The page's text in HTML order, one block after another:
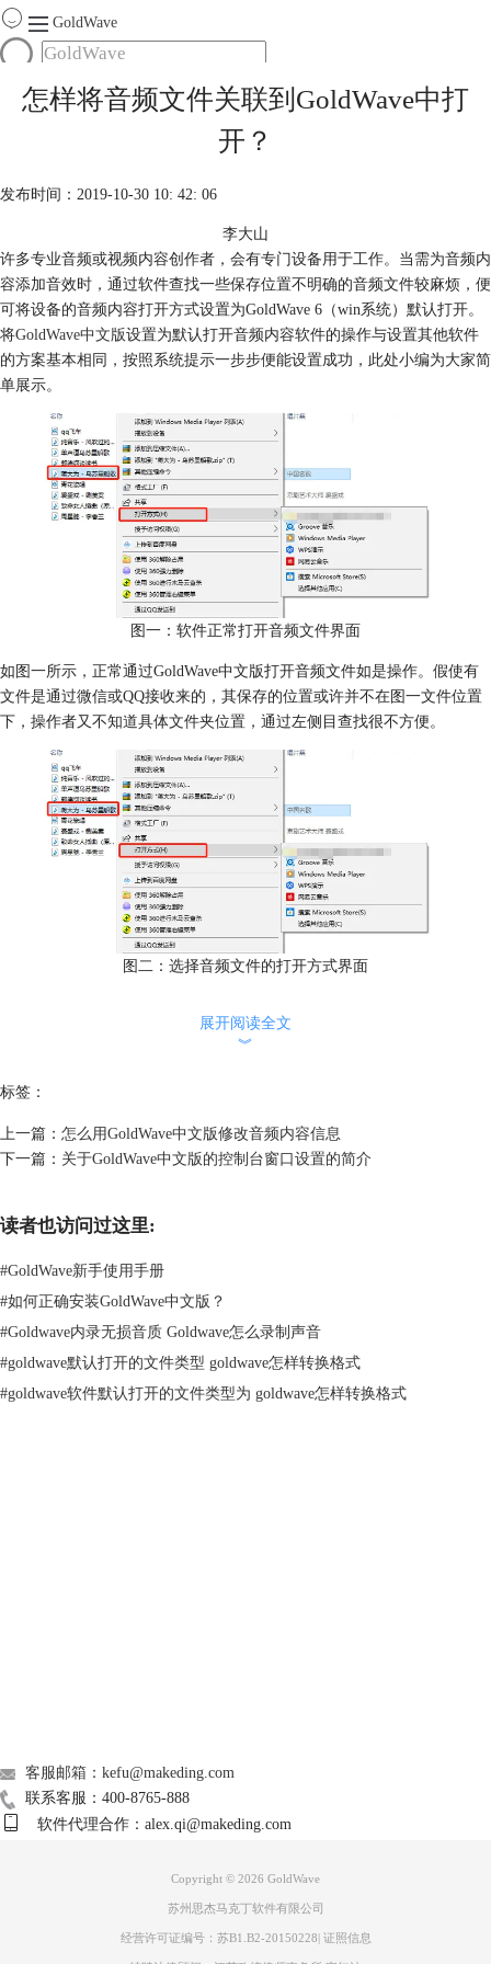
GoldWave
首页
产品怎样将音频文件关联到GoldWave中打
开？
发布时间：2019-10-30 10: 42: 06
李大山
许多专业音频或视频内容创作者，会有专门设备用于工作。当需为音频内
容添加音效时，通过软件查找一些保存位置不明确的音频文件较麻烦，便
可将设备的音频内容打开方式设置为GoldWave 6（win系统）默认打开。
将GoldWave中文版设置为默认打开音频内容软件的操作与设置其他软件
的方案基本相同，按照系统提示一步步便能设置成功，此处小编为大家简
单展示。
图一：软件正常打开音频文件界面
如图一所示，正常通过GoldWave中文版打开音频文件如是操作。假使有
文件是通过微信或QQ接收来的，其保存的位置或许并不在图一文件位置
下，操作者又不知道具体文件夹位置，通过左侧目查找很不方便。
图二：选择音频文件的打开方式界面
演唱的《乌苏里船歌》，右键音频内容，选中“打开方式”按钮，未发现
展开阅读全文
︾
标签：
上一篇： 怎么用GoldWave中文版修改音频内容信息
下一篇： 关于GoldWave中文版的控制台窗口设置的简介
读者也访问过这里:
#GoldWave新手使用手册
#如何正确安装GoldWave中文版？
#Goldwave内录无损音质 Goldwave怎么录制声音
#goldwave默认打开的文件类型 goldwave怎样转换格式
#goldwave软件默认打开的文件类型为 goldwave怎样转换格式
客服邮箱：kefu@makeding.com
联系客服：400-8765-888
软件代理合作：alex.qi@makeding.com
Copyright © 2026 GoldWave
苏州思杰马克丁软件有限公司
经营许可证编号：苏B1.B2-20150228| 证照信息